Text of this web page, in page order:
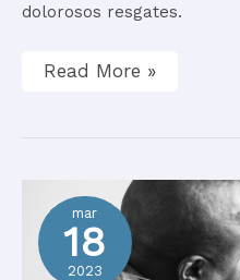
dolorosos resgates.
Read More »
mar
18
2023